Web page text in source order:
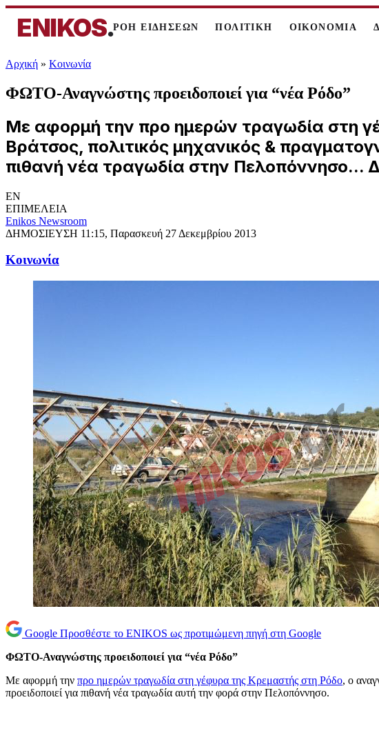
ENIKOS.ΡΟΗ ΕΙΔΗΣΕΩΝ ΠΟΛΙΤΙΚΗ ΟΙΚΟΝΟΜΙΑ
Αρχική » Κοινωνία
ΦΩΤΟ-Αναγνώστης προειδοποιεί για “νέα Ρόδο”
Με αφορμή την προ ημερών τραγωδία στη
Βράτσος, πολιτικός μηχανικός &
πιθανή νέα τραγωδία στην Πελοπόννησο...
EN
ΕΠΙΜΕΛΕΙΑ
Enikos Newsroom
ΔΗΜΟΣΙΕΥΣΗ 11:15, Παρασκευή 27 Δεκεμβρίου 2013
Κοινωνία
Google Προσθέστε το ENIKOS ως προτιμώμενη πηγή στη Google
ΦΩΤΟ-Αναγνώστης προειδοποιεί για “νέα Ρόδο”
Με αφορμή την προ ημερών τραγωδία στη γέφυρα της Κρεμαστής στη Ρόδο, ο
προειδοποιεί για πιθανή νέα τραγωδία αυτή την φορά στην Πελοπόννησο.